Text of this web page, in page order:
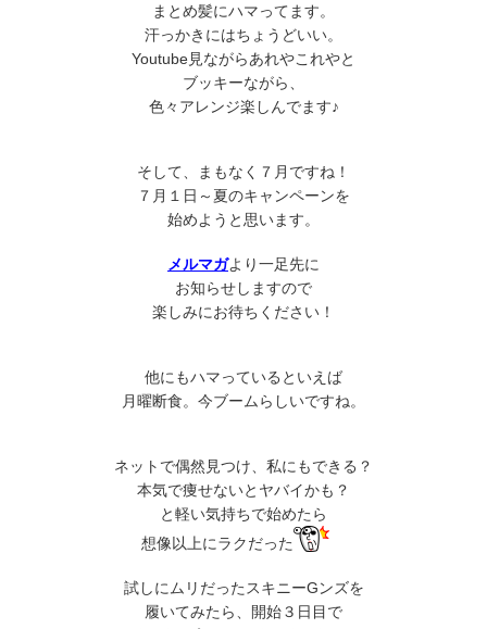
まとめ髪にハマってます。
汗っかきにはちょうどいい。
Youtube見ながらあれやこれやと
ブッキーながら、
色々アレンジ楽しんでます♪
そして、まもなく７月ですね！
７月１日～夏のキャンペーンを
始めようと思います。
メルマガより一足先に
お知らせしますので
楽しみにお待ちください！
他にもハマっているといえば
月曜断食。今ブームらしいですね。
ネットで偶然見つけ、私にもできる？
本気で痩せないとヤバイかも？
と軽い気持ちで始めたら
想像以上にラクだった
試しにムリだったスキニーGンズを
履いてみたら、開始３日目で